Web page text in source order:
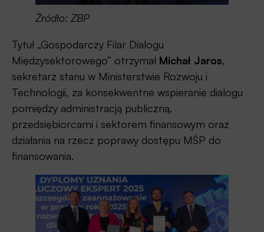
Źródło: ZBP
Tytuł „Gospodarczy Filar Dialogu
Międzysektorowego” otrzymał Michał Jaros,
sekretarz stanu w Ministerstwie Rozwoju i
Technologii, za konsekwentne wspieranie dialogu
pomiędzy administracją publiczną,
przedsiębiorcami i sektorem finansowym oraz
działania na rzecz poprawy dostępu MŚP do
finansowania.